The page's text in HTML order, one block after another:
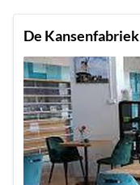
De Kansenfabriek